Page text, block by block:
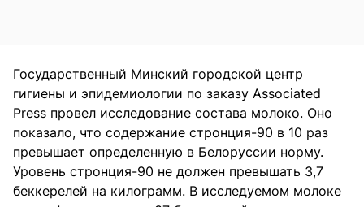
Государственный Минский городской центр
гигиены и эпидемиологии по заказу Associated
Press провел исследование состава молоко. Оно
показало, что содержание стронция-90 в 10 раз
превышает определенную в Белоруссии норму.
Уровень стронция-90 не должен превышать 3,7
беккерелей на килограмм. В исследуемом молоке